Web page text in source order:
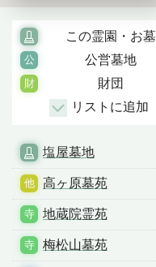
この霊園・お墓
公営墓地
財団
リストに追加
塩屋墓地
高ヶ原墓苑
地蔵院霊苑
梅松山墓苑